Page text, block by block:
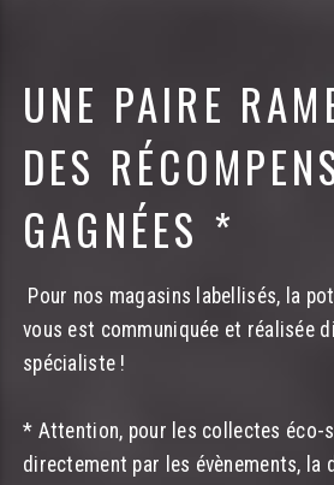
UNE PAIRE
DES
GAGNÉES *
Pour nos magasins labellisés, la
vous est communiquée et réalisée
spécialiste !
* Attention, pour les collectes éco-
directement par les évènements, la